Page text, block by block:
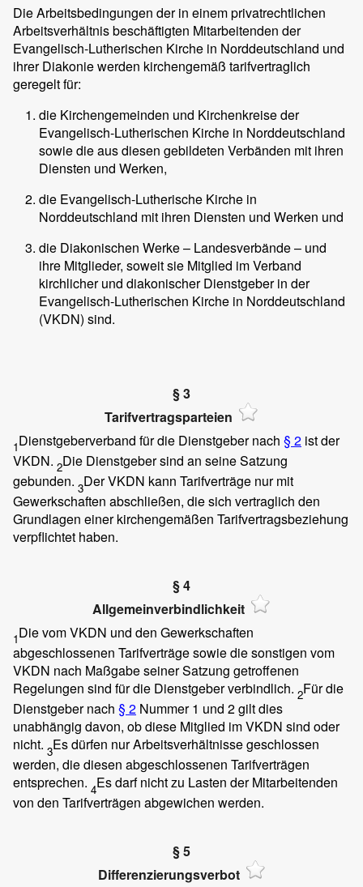
Die Arbeitsbedingungen der in einem privatrechtlichen
Arbeitsverhältnis beschäftigten Mitarbeitenden der
Evangelisch-Lutherischen Kirche in Norddeutschland und
ihrer Diakonie werden kirchengemäß tarifvertraglich
geregelt für:
die Kirchengemeinden und Kirchenkreise der
Evangelisch-Lutherischen Kirche in Norddeutschland
sowie die aus diesen gebildeten Verbänden mit ihren
Diensten und Werken,
die Evangelisch-Lutherische Kirche in
Norddeutschland mit ihren Diensten und Werken und
die Diakonischen Werke – Landesverbände – und
ihre Mitglieder, soweit sie Mitglied im Verband
kirchlicher und diakonischer Dienstgeber in der
Evangelisch-Lutherischen Kirche in Norddeutschland
(VKDN) sind.
§ 3
Tarifvertragsparteien
1Dienstgeberverband für die Dienstgeber nach § 2 ist der
VKDN. 2Die Dienstgeber sind an seine Satzung
gebunden. 3Der VKDN kann Tarifverträge nur mit
Gewerkschaften abschließen, die sich vertraglich den
Grundlagen einer kirchengemäßen Tarifvertragsbeziehung
verpflichtet haben.
§ 4
Allgemeinverbindlichkeit
1Die vom VKDN und den Gewerkschaften
abgeschlossenen Tarifverträge sowie die sonstigen vom
VKDN nach Maßgabe seiner Satzung getroffenen
Regelungen sind für die Dienstgeber verbindlich. 2Für die
Dienstgeber nach § 2 Nummer 1 und 2 gilt dies
unabhängig davon, ob diese Mitglied im VKDN sind oder
nicht. 3Es dürfen nur Arbeitsverhältnisse geschlossen
werden, die diesen abgeschlossenen Tarifverträgen
entsprechen. 4Es darf nicht zu Lasten der Mitarbeitenden
von den Tarifverträgen abgewichen werden.
§ 5
Differenzierungsverbot